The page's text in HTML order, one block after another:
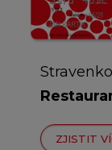
ZJISTIT